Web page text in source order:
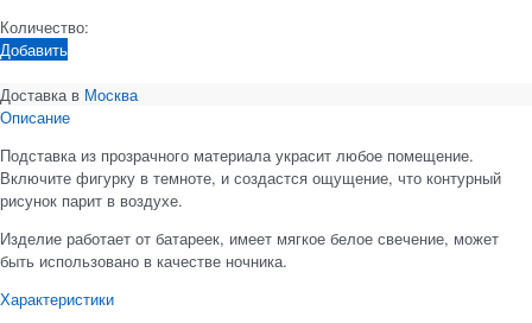
Количество:
Добавить
Доставка в Москва
Описание
Подставка из прозрачного материала украсит любое помещение.
Включите фигурку в темноте, и создастся ощущение, что контурный
рисунок парит в воздухе.
Изделие работает от батареек, имеет мягкое белое свечение, может
быть использовано в качестве ночника.
Характеристики